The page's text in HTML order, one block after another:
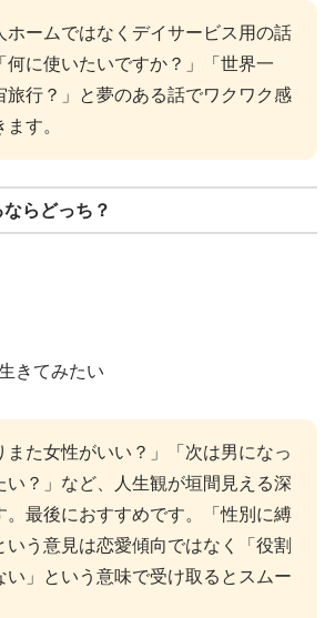
ホームではなくデイサービス用の話
何に使いたいですか？」「世界一
行？」と夢のある話でワクワク感
す。
らどっち？
きてみたい
また女性がいい？」「次は男になっ
い？」など、人生観が垣間見える深
。最後におすすめです。「性別に縛
いう意見は恋愛傾向ではなく「役割
い」という意味で受け取るとスムー